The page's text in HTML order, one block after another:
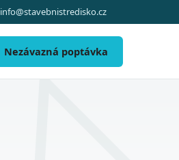
info@stavebnistredisko.cz
Nezávazná poptávka